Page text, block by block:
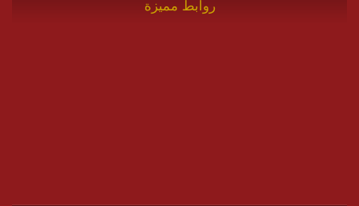
روابط مميزة